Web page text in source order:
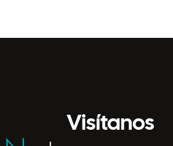
Visítanos